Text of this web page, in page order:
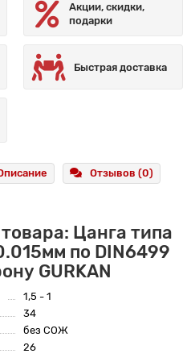
Акции, скидки,
подарки
Быстрая доставка
Отзывов (0)
Цанга типа
по DIN6499
GURKAN
1,5 - 1
34
без СОЖ
26